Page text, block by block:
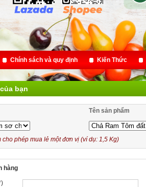
Chính sách và quy định Kiến Thức
bạn
Tên sản phẩm
cho phép mua lẻ một đơn vị (ví dụ: 1,5 Kg)
hàng